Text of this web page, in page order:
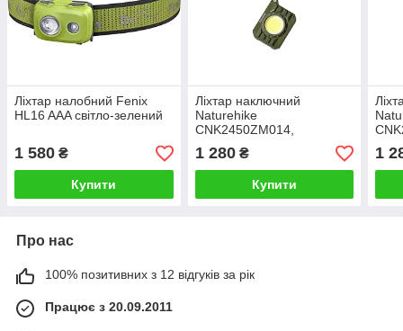
Ліхтар налобний Fenix
HL16 AAA світло-зелений
1 580 ₴
Купити
Ліхтар наключний
Naturehike
CNK2450ZM014,
оливковий
1 280₴
Купити
1
Про нас
100% позитивних з 12 відгуків за рік
Працює з 20.09.2011